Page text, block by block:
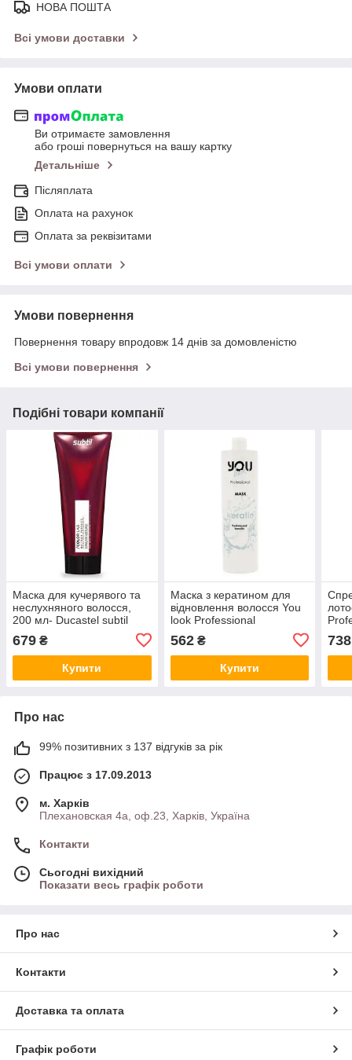
НОВА ПОШТА
Всі умови доставки
Умови оплати
Ви отримаєте замовлення
або гроші повернуться на вашу картку
Детальніше
Післяплата
Оплата на рахунок
Оплата за реквізитами
Всі умови оплати
Умови повернення
Повернення товару впродовж 14 днів за домовленістю
Всі умови повернення
Подібні товари компанії
Маска для кучерявого та
неслухняного волосся,
200 мл- Ducastel subtil
679 ₴
Купити
Маска з кератином для
відновлення волосся You
look Professional
562₴
Купити
738
Про нас
99% позитивних з 137 відгуків за рік
Працює з 17.09.2013
м. Харків
Плехановская 4а, оф.23, Харків, Україна
Контакти
Сьогодні вихідний
Показати весь графік роботи
Про нас
Контакти
Доставка та оплата
Графік роботи